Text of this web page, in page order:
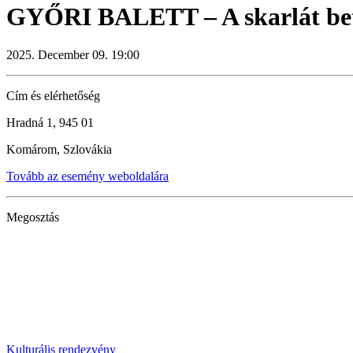
GYŐRI BALETT – A skarlát
2025. December 09. 19:00
Cím és elérhetőség
Hradná 1, 945 01
Komárom, Szlovákia
Tovább az esemény weboldalára
Megosztás
Kulturális rendezvény